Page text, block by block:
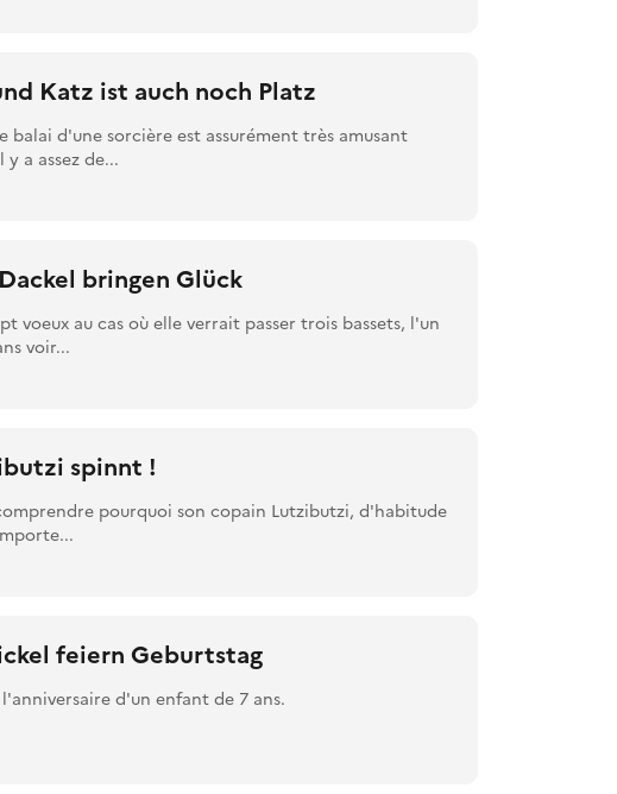
Katz ist auch noch Platz
balai d'une sorcière est assurément très amusant
a assez de...
bringen Glück
voeux au cas où elle verrait passer trois bassets, l'un
voir...
spinnt !
pourquoi son copain Lutzibutzi, d'habitude
feiern Geburtstag
d'un enfant de 7 ans.